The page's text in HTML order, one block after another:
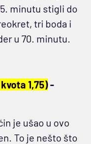
minutu stigli do
tri boda i
u 70. minutu.
1,75)-
je ušao u ovo
To je nešto što